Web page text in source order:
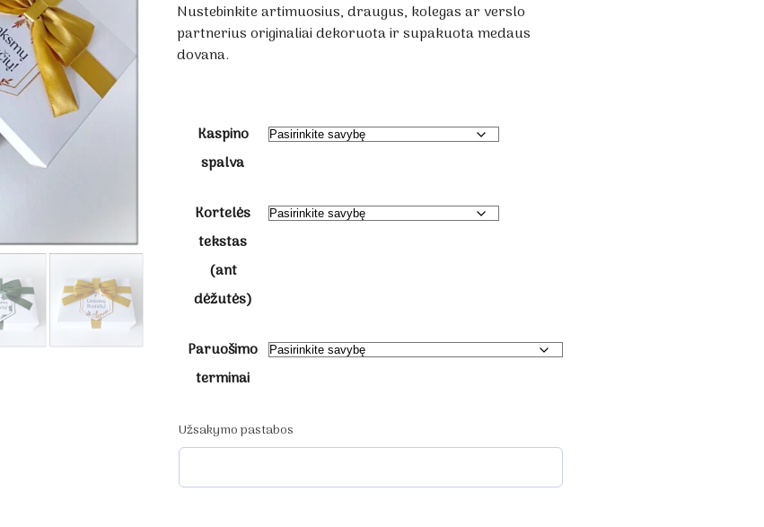
Nustebinkite artimuosius, draugus, kolegas ar verslo
partnerius originaliai dekoruota ir supakuota medaus
dovana.
Kaspino
spalva
Kortelės
tekstas
(ant
dėžutės)
Paruošimo
terminai
Užsakymo pastabos